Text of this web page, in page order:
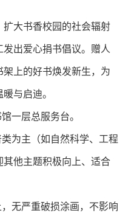
大书香校园的社会辐射
出爱心捐书倡议。赠人
上的好书焕发新生，为
与启迪。
一层总服务台。
为主（如自然科学、工程
他主题积极向上、适合
无严重破损涂画，不影响